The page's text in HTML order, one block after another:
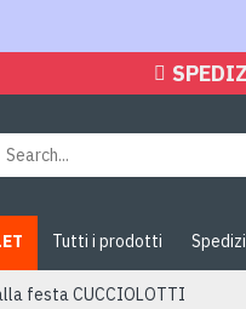
Tutti i prodotti
festa CUCCIOLOTTI